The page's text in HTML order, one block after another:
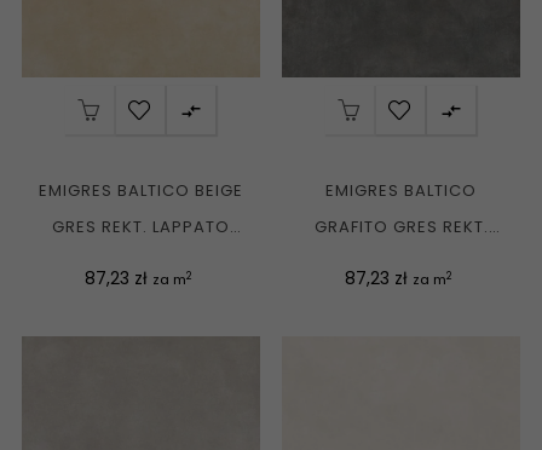

EMIGRES BALTICO BEIGE
GRES REKT. LAPPATO
Cena
87,23 zł za m2

EMIGRES BALTICO
GRAFITO GRES REKT.
Cena
87,23 zł za m2